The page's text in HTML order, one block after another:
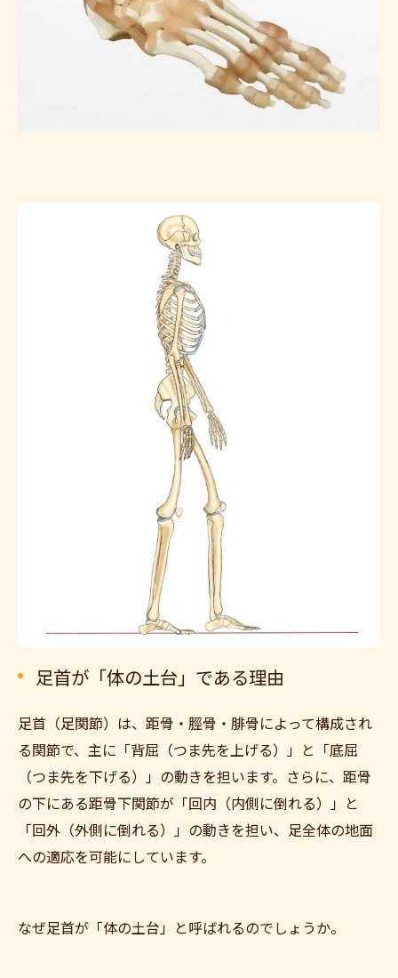
足首が「体の土台」である理由
足首（足関節）は、距骨・脛骨・腓骨によって構成され
る関節で、主に「背屈（つま先を上げる）」と「底屈
（つま先を下げる）」の動きを担います。さらに、距骨
の下にある距骨下関節が「回内（内側に倒れる）」と
「回外（外側に倒れる）」の動きを担い、足全体の地面
への適応を可能にしています。
なぜ足首が「体の土台」と呼ばれるのでしょうか。